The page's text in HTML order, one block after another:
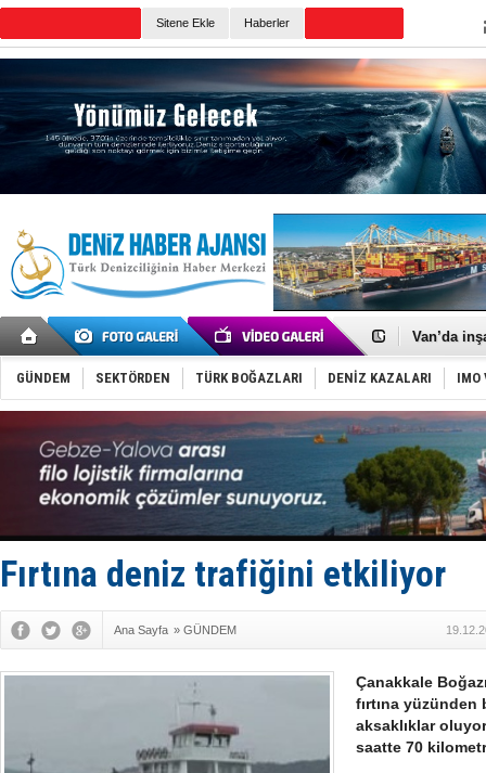
Sitene Ekle Haberler
Van’da
ASEAN ilk
TAYK -
İstanbul
Tersane
İngiliz
FESCO,
DESE,
35 milyon
Yüzyıl
GÜNDEM SEKTÖRDEN TÜRK BOĞAZLARI DENİZ KAZALARI IMO
Fırtına deniz trafiğini etkiliyor
Ana Sayfa » GÜNDEM
Çanakkale
fırtına yüzünden
aksaklıklar
saatte 70